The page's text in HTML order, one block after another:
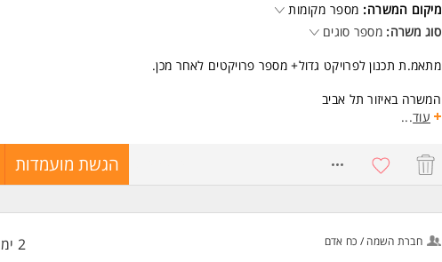
מיקום המשרה: מספר מקומות
סוג משרה: מספר סוגים
מתאמ.ת תכנון לפרויקט גדול+ מספר פרויקטים לאחר מכן.
המשרה באיזור תל אביב
דרישות:
השכלת:
מהנדס/ת /אדריכל/ית/ הנדסאי/ת- חובה!
ניסיון מקצועי של לפחות 5 שנים בתיאום תכנון בפרויקטים גדולים עתירי אדריכלות, שלד,
עוד...
הגשת מועמדות
חברת השמה / כח אדם 2 ימים